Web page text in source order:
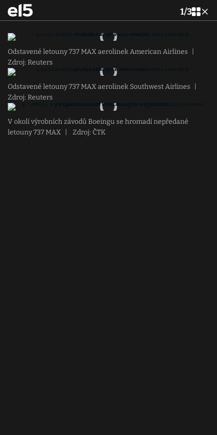
1/3
Odstavené letouny 737 MAX aerolinek American Airlines
Zdroj: Reuters
Odstavené letouny 737 MAX aerolinek Southwest Airlines
Zdroj: Reuters
V okolí výrobních závodů Boeingu se hromadí nepředané
letouny 737 MAX
Zdroj: ČTK